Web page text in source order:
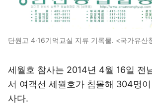
단원고 4‧16기억교실 지류 기록물. <국가유산
세월호 참사는 2014년 4월 16일 전
서 여객선 세월호가 침몰해 304명
사다.